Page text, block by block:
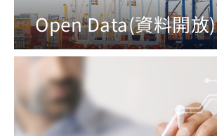
Open Data(資料開放)